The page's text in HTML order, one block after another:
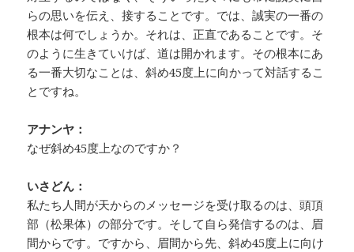
らの思いを伝え、接することです。では、誠実の一番の
根本は何でしょうか。それは、正直であることです。そ
のように生きていけば、道は開かれます。その根本にあ
る一番大切なことは、斜め45度上に向かって対話するこ
とですね。
アナンヤ：
なぜ斜め45度上なのですか？
いさどん：
私たち人間が天からのメッセージを受け取るのは、頭頂
部（松果体）の部分です。そして自ら発信するのは、眉
間からです。ですから、眉間から先、斜め45度上に向け